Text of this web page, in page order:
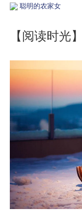
聪明的农家女
【阅读时光】